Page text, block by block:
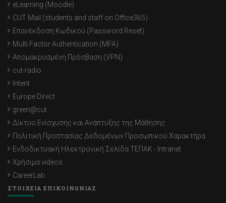
eLearning (Moodle)
CUT Mail (students and staff on Office365)
Επανέκδοση Κωδικού (Password Reset)
Multi Factor Authentication (MFA)
Απομακρυσμένη Πρόσβαση (VPN)
cut-radio
Intent
Europe Direct
green@cut
Δίκτυο Ενίσχυσης και Ανάπτυξης της Μάθησης
Πολιτική Προστασίας Δεδομένων Προσωπικού Χαρακτήρα
Ενδοδικτυακή Ηλεκτρονική Σελίδα ΤΕΠΑΚ - Intranet
Χρήσιμα videos
CareerLab
ΣΤΟΙΧΕΙΑ ΕΠΙΚΟΙΝΩΝΙΑΣ